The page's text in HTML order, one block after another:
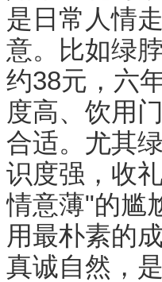
是日常人情
意。比如绿
约38元，六
度高、饮用
合适。尤其
识度强，收
情意薄"的尴
用最朴素的
真诚自然，